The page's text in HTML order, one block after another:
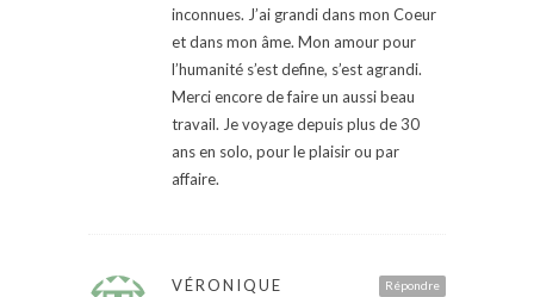
inconnues. J’ai grandi dans mon Coeur
et dans mon âme. Mon amour pour
l’humanité s’est define, s’est agrandi.
Merci encore de faire un aussi beau
travail. Je voyage depuis plus de 30
ans en solo, pour le plaisir ou par
affaire.
Répondre
VÉRONIQUE